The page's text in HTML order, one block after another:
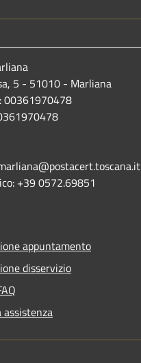
5 - 51010 - Marliana
00361970478
+39 0572.69851
appuntamento
disservizio
assistenza